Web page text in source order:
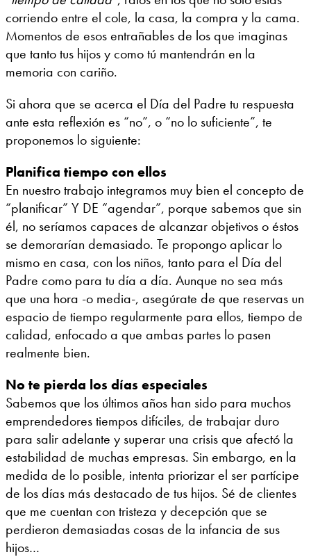
corriendo entre el cole, la casa, la compra y la cama.
Momentos de esos entrañables de los que imaginas
que tanto tus hijos y como tú mantendrán en la
memoria con cariño.
Si ahora que se acerca el Día del Padre tu respuesta
ante esta reflexión es “no”, o “no lo suficiente”, te
proponemos lo siguiente:
Planifica tiempo con ellos
En nuestro trabajo integramos muy bien el concepto de
“planificar” Y DE “agendar”, porque sabemos que sin
él, no seríamos capaces de alcanzar objetivos o éstos
se demorarían demasiado. Te propongo aplicar lo
mismo en casa, con los niños, tanto para el Día del
Padre como para tu día a día. Aunque no sea más
que una hora -o media-, asegúrate de que reservas un
espacio de tiempo regularmente para ellos, tiempo de
calidad, enfocado a que ambas partes lo pasen
realmente bien.
No te pierda los días especiales
Sabemos que los últimos años han sido para muchos
emprendedores tiempos difíciles, de trabajar duro
para salir adelante y superar una crisis que afectó la
estabilidad de muchas empresas. Sin embargo, en la
medida de lo posible, intenta priorizar el ser partícipe
de los días más destacado de tus hijos. Sé de clientes
que me cuentan con tristeza y decepción que se
perdieron demasiadas cosas de la infancia de sus
hijos…